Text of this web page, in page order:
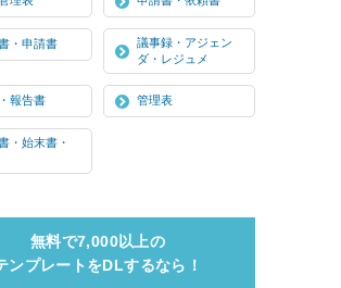
・申請書
議事録・アジェン
ダ・レジュメ
報告書 管理表
・始末書・
無料で7,000以上の
ンプレートをDLするなら！